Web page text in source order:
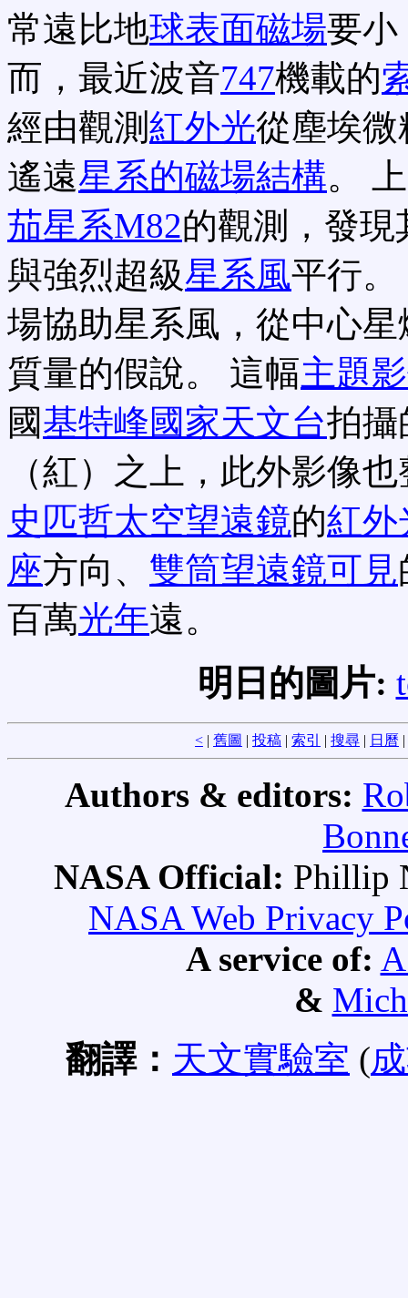
常遠比地球表面磁場要小
而，最近波音747機載的
經由觀測紅外光從塵埃微
遙遠星系的磁場結構。
茄星系M82的觀測，發現
與強烈超級星系風平行。
場協助星系風，從中心
質量的假說。 這幅主題
國基特峰國家天文台拍攝
（紅）之上，此外影像
史匹哲太空望遠鏡的紅外
座方向、 雙筒望遠鏡可見
百萬光年遠。
明日的圖片:
< | 舊圖 | 投稿 | 索引 | 搜尋 | 日曆 |
Authors & editors:
NASA Official: Phillip
NASA Web Privacy
A service of:
&
翻譯： 天文實驗室 (